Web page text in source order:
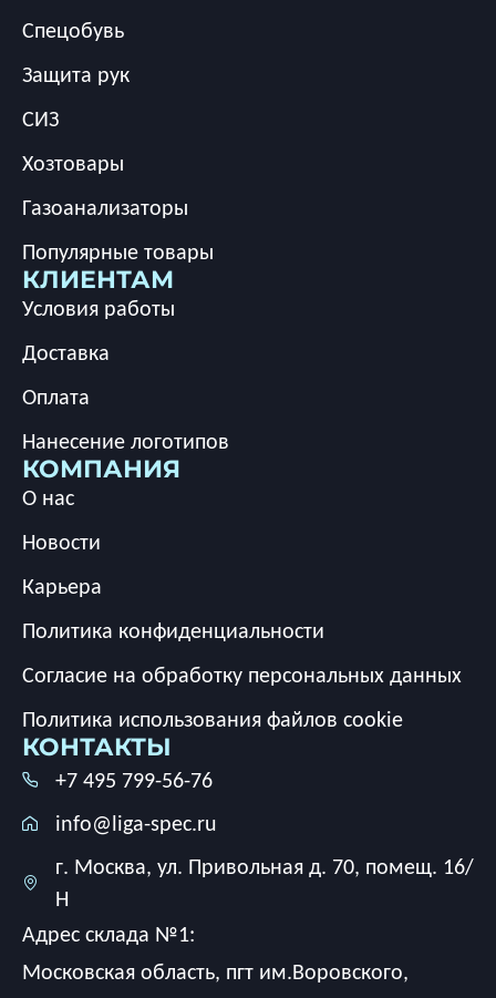
Спецобувь
Защита рук
СИЗ
Хозтовары
Газоанализаторы
Популярные товары
КЛИЕНТАМ
Условия работы
Доставка
Оплата
Нанесение логотипов
КОМПАНИЯ
О нас
Новости
Карьера
Политика конфиденциальности
Согласие на обработку персональных данных
Политика использования файлов cookie
КОНТАКТЫ
+7 495 799-56-76
info@liga-spec.ru
г. Москва, ул. Привольная д. 70, помещ. 16/
Н
Адрес склада №1:
Московская область, пгт им.Воровского,